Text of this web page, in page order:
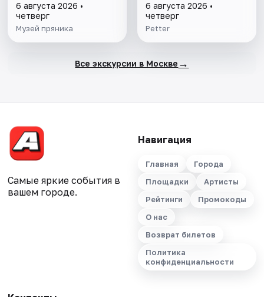
6 августа 2026 •
четверг
Музей пряника
6 августа 2026 •
четверг
Petter
Все экскурсии в Москве →
Самые яркие события в
вашем городе.
Навигация
Главная
Города
Площадки
Артисты
Рейтинги
Промокоды
О нас
Возврат билетов
Политика
конфиденциальности